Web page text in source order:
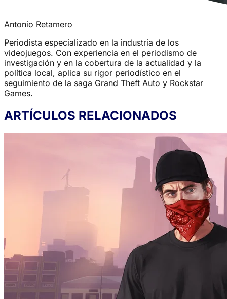
Antonio Retamero
Periodista especializado en la industria de los
videojuegos. Con experiencia en el periodismo de
investigación y en la cobertura de la actualidad y la
política local, aplica su rigor periodístico en el
seguimiento de la saga Grand Theft Auto y Rockstar
Games.
ARTÍCULOS RELACIONADOS